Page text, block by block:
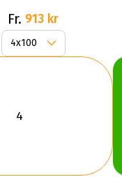
Fr. 913 kr